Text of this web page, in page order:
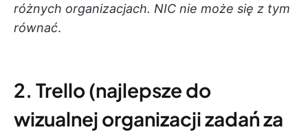
różnych organizacjach. NIC nie może się z tym
równać.
2. Trello (najlepsze do
wizualnej organizacji zadań za